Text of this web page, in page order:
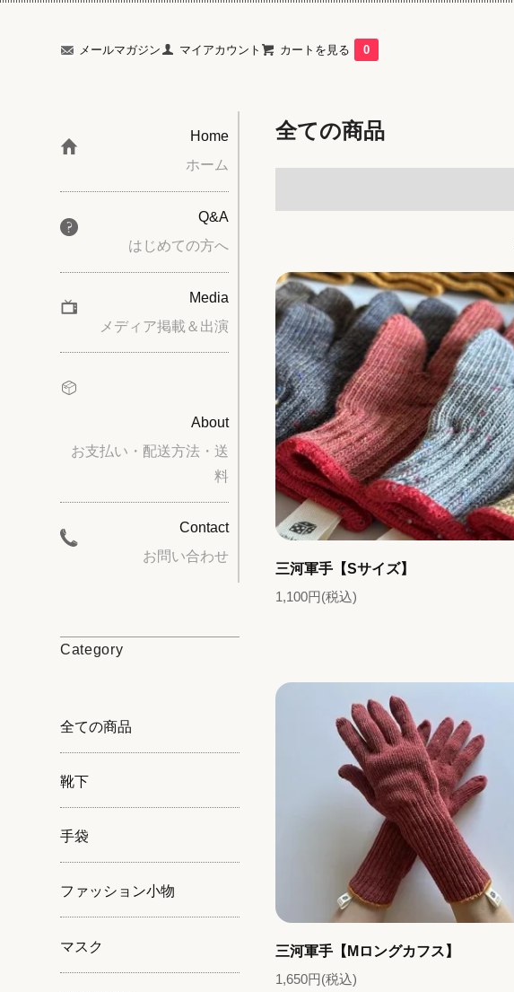
メールマガジン マイアカウント カートを見る 0
全ての商品
三河軍手【Sサイズ】
1,100円(税込)
三河軍手【Mロングカフス】
1,650円(税込)
Home
ホーム
Q&A
はじめての方へ
Media
メディア掲載＆出演
About
お支払い・配送方法・送
料
Contact
お問い合わせ
Category
全ての商品
靴下
手袋
ファッション小物
マスク